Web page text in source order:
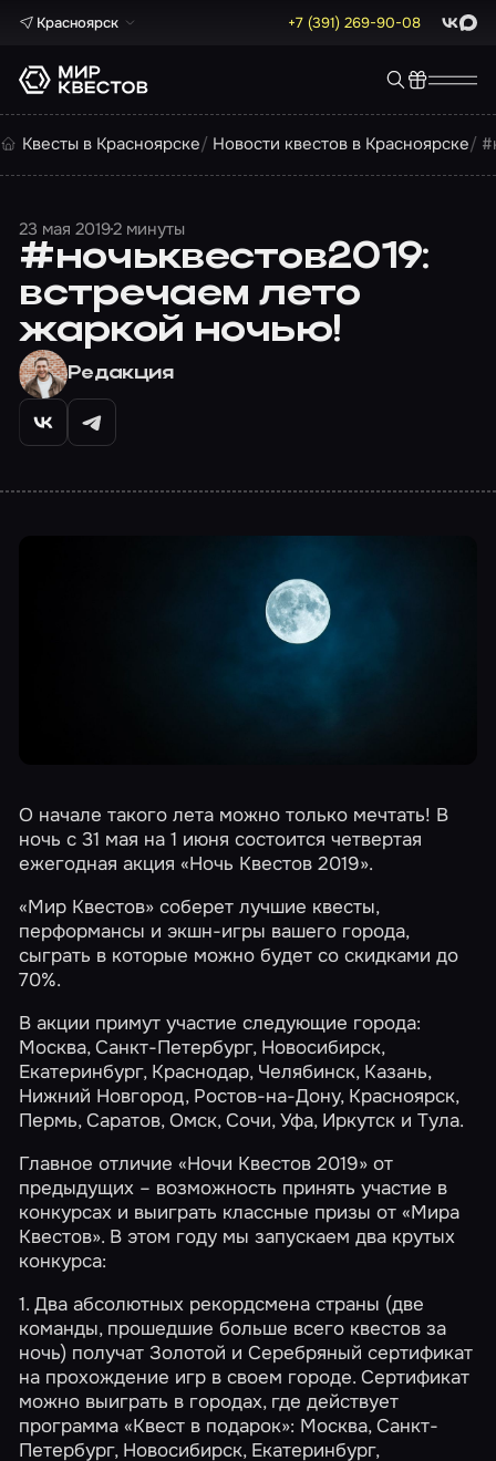
Красноярск +7 (391) 269-90-08 Max
Квесты в Красноярске Новости квестов в Красноярске
23 мая 20192 минуты
#ночьквестов2019:
встречаем лето
жаркой ночью!
Редакция
О начале такого лета можно только мечтать! В
ночь с 31 мая на 1 июня состоится четвертая
ежегодная акция«Ночь Квестов 2019».
«Мир Квестов» соберет лучшие квесты,
перформансы и экшн-игры вашего города,
сыграть в которые можно будет со скидками до
70%.
В акции примут участие следующие города:
Москва,Санкт-Петербург, Новосибирск,
Екатеринбург, Краснодар, Челябинск, Казань,
Нижний Новгород, Ростов-на-Дону, Красноярск,
Пермь,Саратов,Омск,Сочи,Уфа, Иркутск иТула.
Главное отличие «Ночи Квестов 2019» от
предыдущих – возможность принять участие в
конкурсах и выиграть классные призы от «Мира
Квестов». В этом году мы запускаем два крутых
конкурса:
1. Два абсолютных рекордсмена страны (две
команды, прошедшие больше всего квестов за
ночь) получат Золотой и Серебряный сертификат
на прохождение игр в своем городе. Сертификат
можно выиграть в городах, где действует
программа«Квест в подарок»: Москва, Санкт-
Петербург, Новосибирск, Екатеринбург,